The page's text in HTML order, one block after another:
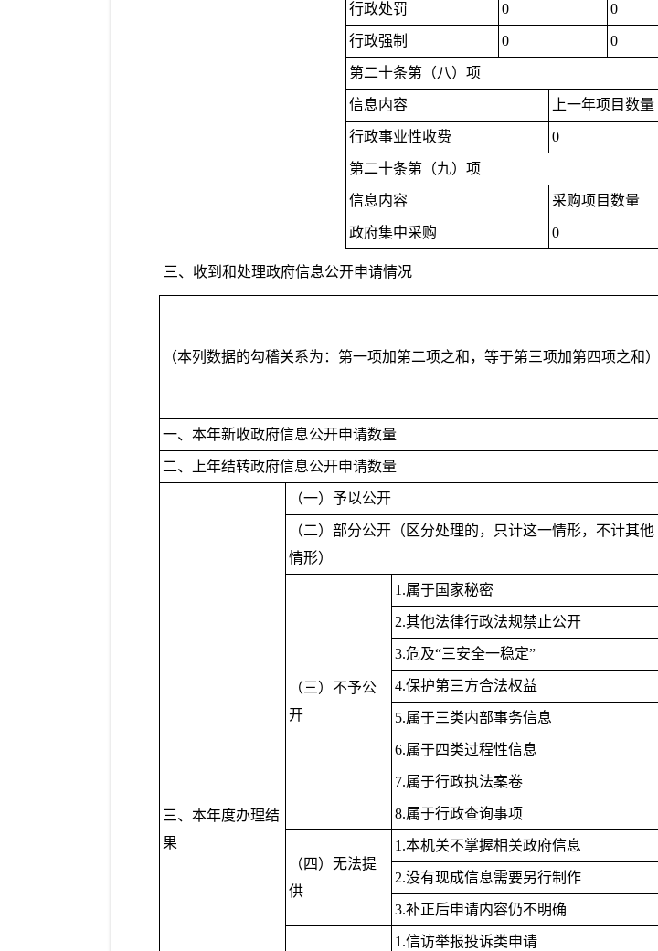
行政处罚 0 0
行政强制 0 0
第二十条第（八）项
信息内容 上一年项目数量
行政事业性收费 0
第二十条第（九）项
信息内容 采购项目数量
政府集中采购 0
三、收到和处理政府信息公开申请情况
（本列数据的勾稽关系为：第一项加第二项之和，等于第三项加第四项之和）
一、本年新收政府信息公开申请数量
二、上年结转政府信息公开申请数量
三、本年度办理结
果
（一）予以公开
（二）部分公开（区分处理的，只计这一情形，不计其他
情形）
（三）不予公
开
1.属于国家秘密
2.其他法律行政法规禁止公开
3.危及“三安全一稳定”
4.保护第三方合法权益
5.属于三类内部事务信息
6.属于四类过程性信息
7.属于行政执法案卷
8.属于行政查询事项
（四）无法提
供
1.本机关不掌握相关政府信息
2.没有现成信息需要另行制作
3.补正后申请内容仍不明确
1.信访举报投诉类申请